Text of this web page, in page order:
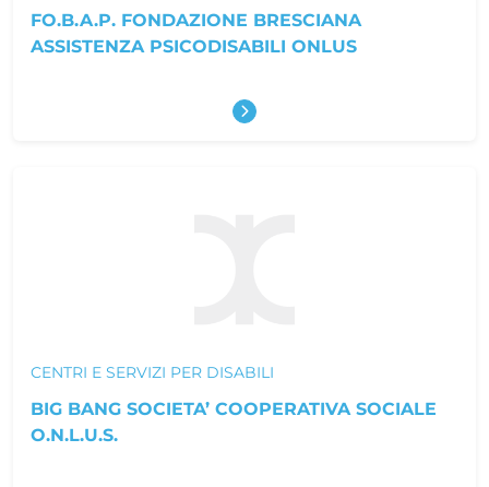
FO.B.A.P. FONDAZIONE BRESCIANA
ASSISTENZA PSICODISABILI ONLUS
Scopri di più
CENTRI E SERVIZI PER DISABILI
BIG BANG SOCIETA’ COOPERATIVA SOCIALE
O.N.L.U.S.